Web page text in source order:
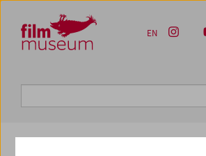
Zum Inhalt
Zum Hauptmenü
Zur Servicenavigation
Zum Suche
EN